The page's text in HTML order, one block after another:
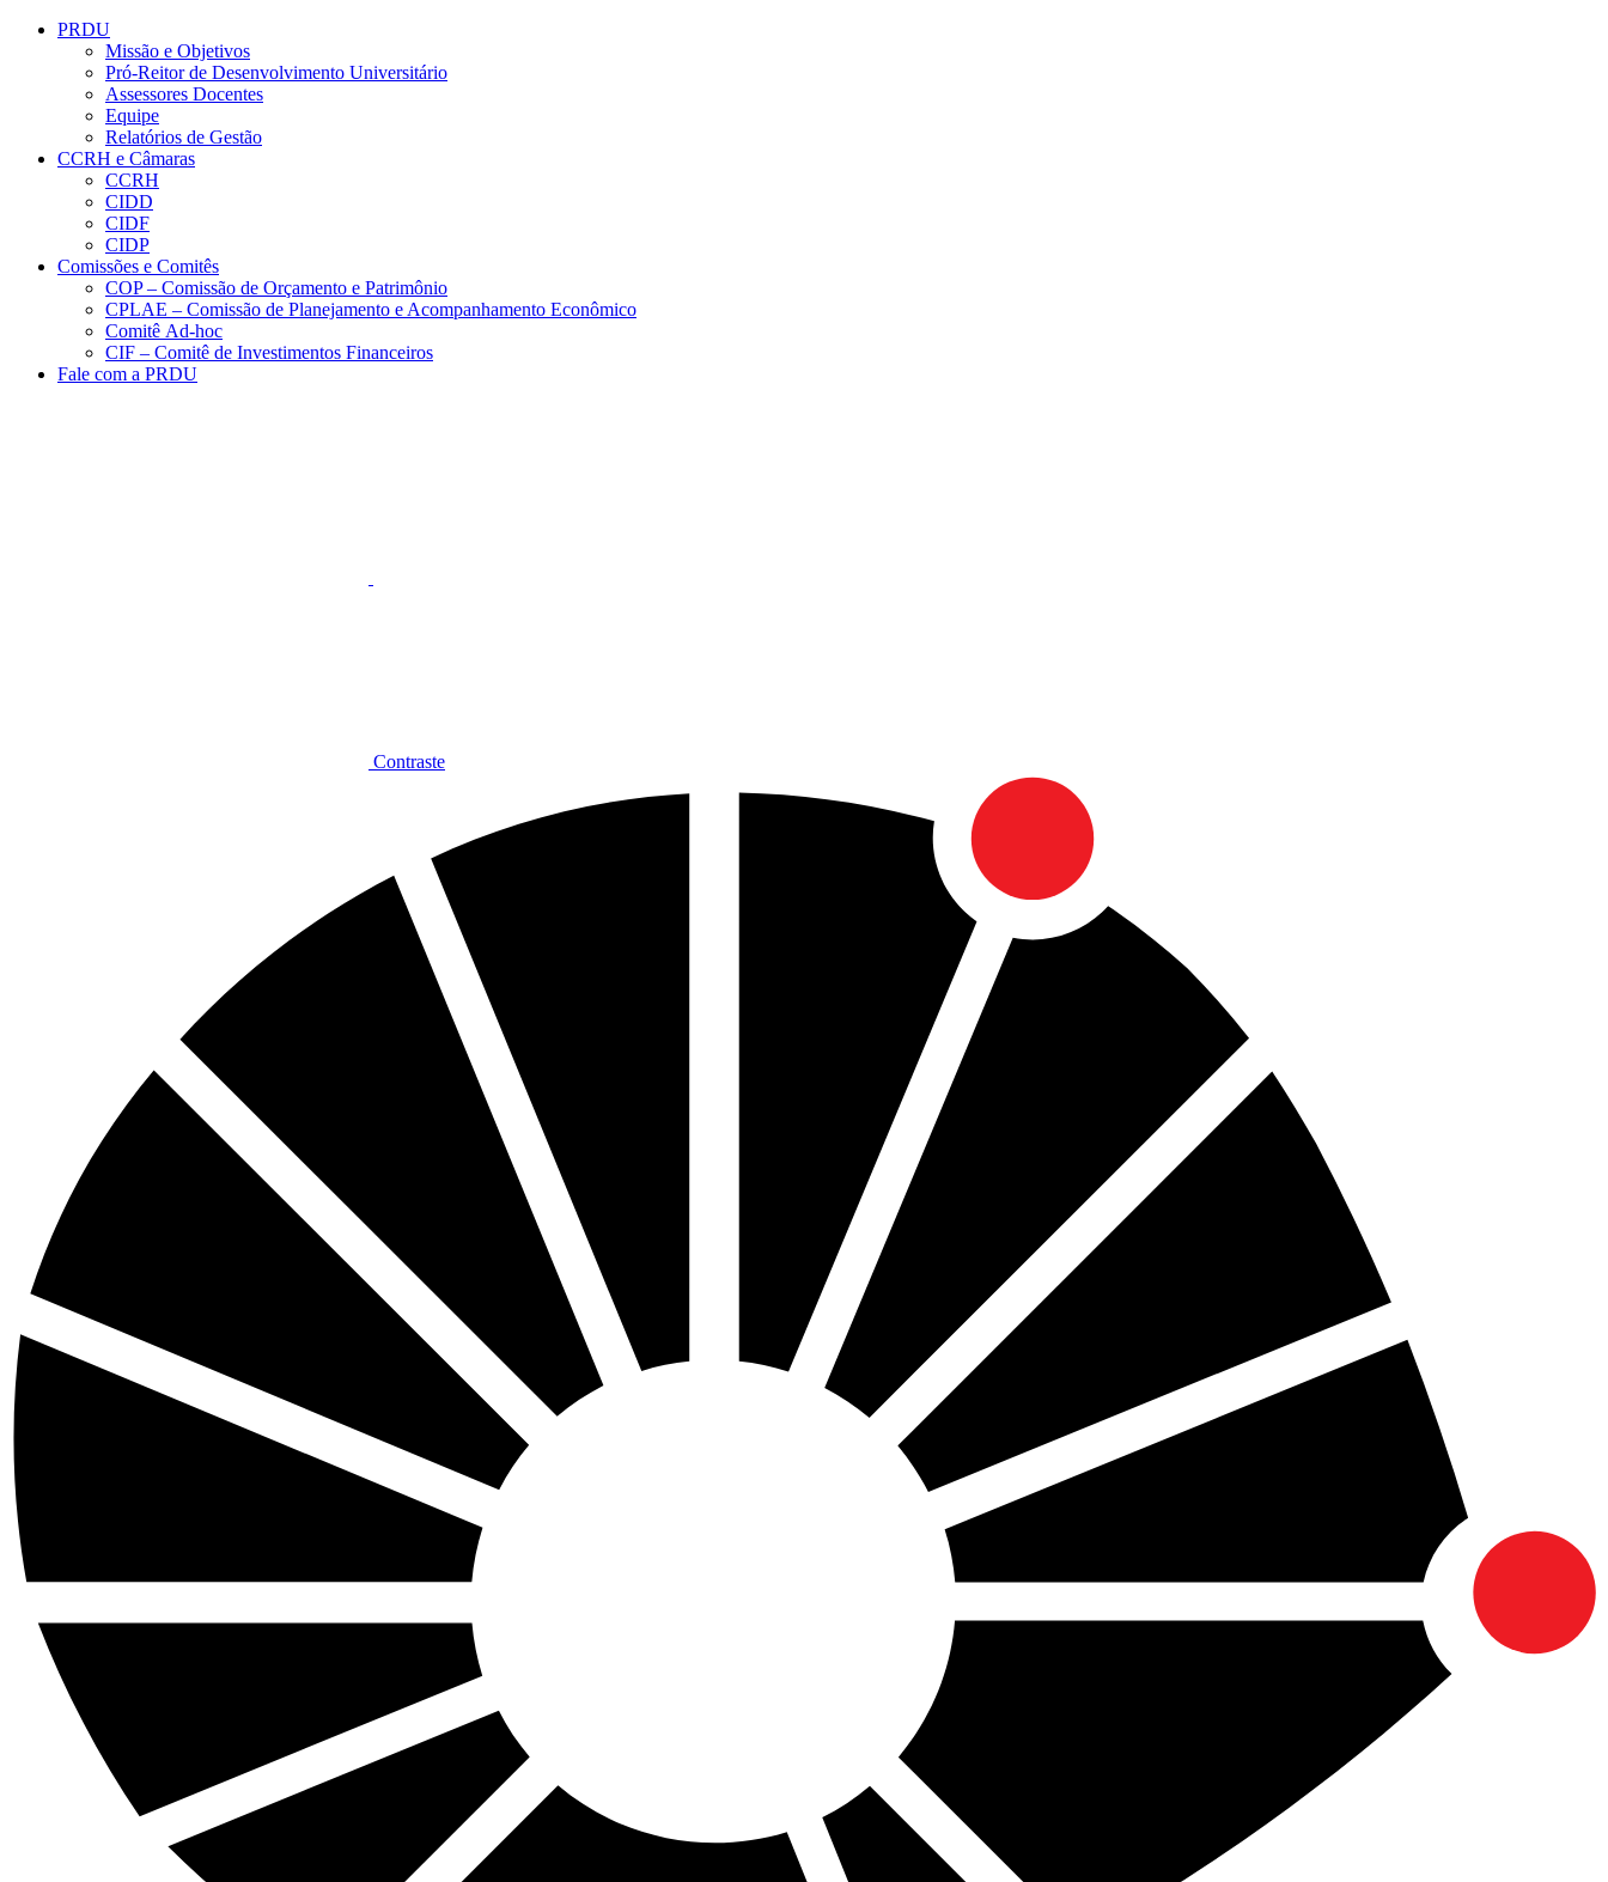
Conteúdo principal
PRDU
Missão e Objetivos
Pró-Reitor de Desenvolvimento Universitário
Assessores Docentes
Equipe
Relatórios de Gestão
CCRH e Câmaras
CCRH
CIDD
CIDF
CIDP
Comissões e Comitês
COP – Comissão de Orçamento e Patrimônio
CPLAE – Comissão de Planejamento e Acompanhamento Econômico
Comitê Ad-hoc
CIF – Comitê de Investimentos Financeiros
Fale com a PRDU
Contraste